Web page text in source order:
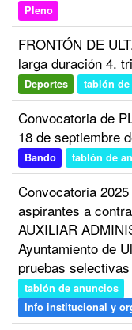
Pleno
FRONTÓN DE
larga duración 4.
Deportes tablón
Convocatoria de
18 de septiembre
Bando tablón de
Convocatoria
aspirantes a
AUXILIAR
Ayuntamiento de
pruebas
tablón de anuncios
Info institucional y